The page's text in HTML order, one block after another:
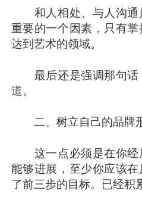
和人相处、与人沟通
重要的一个因素，只有
达到艺术的领域。
最后还是强调那句话
道。
二、树立自己的品牌
这一点必须是在你经
能够进展，至少你应该
了前三步的目标。已经积